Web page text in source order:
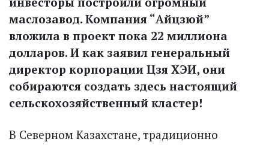
маслозавод. Компания “Айцзюй”
вложила в проект пока 22 миллиона
долларов. И как заявил генеральный
директор корпорации Цзя ХЭИ, они
собираются создать здесь настоящий
сельскохозяйственный кластер!
В Северном Казахстане, традиционно